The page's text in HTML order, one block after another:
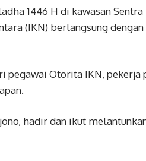
1446 H di kawasan
(IKN) berlangsung
Otorita IKN, pekerja
hadir dan ikut